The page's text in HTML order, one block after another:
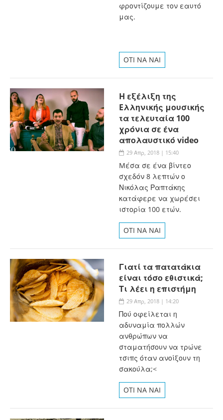
φροντίζουμε τον εαυτό
μας.
OTI NA NAI
H εξέλιξη της
Eλληνικής μουσικής
τα τελευταία 100
χρόνια σε ένα
απολαυστικό video
29 Απρ, 2018 | 15:40
Mέσα σε ένα βίντεο
σχεδόν 8 λεπτών ο
Νικόλας Ραπτάκης
κατάφερε να χωρέσει
ιστορία 100 ετών.
OTI NA NAI
Γιατί τα πατατάκια
είναι τόσο εθιστικά;
Τι λέει η επιστήμη
29 Απρ, 2018 | 14:20
Πού οφείλεται η
αδυναμία πολλών
ανθρώπων να
σταματήσουν να τρώνε
τσιπς όταν ανοίξουν τη
σακούλα;<
OTI NA NAI